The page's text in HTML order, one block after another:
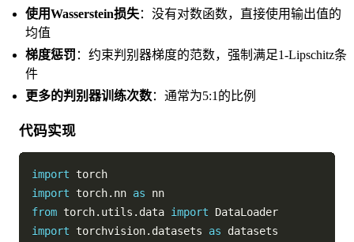
使用Wasserstein损失：没有对数函数，直接使用输出值的
均值
梯度惩罚 ：约束判别器梯度的范数，强制满足1-Lipschitz条
件
更多的判别器训练次数：通常为5:1的比例
代码实现
import
import torch. nn as
from torch. utils . data import
import torchvision. datasets as